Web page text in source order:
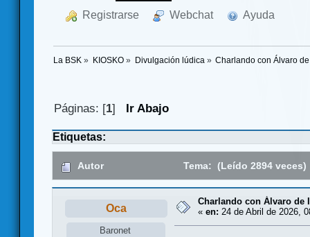
Registrarse Webchat Ayuda
La BSK » KIOSKO» Divulgación lúdica » Charlando con Álvaro
Páginas: [1] Ir Abajo
Etiquetas:
Autor Tema: (Leído 2894 veces)
Oca
Baronet
Charlando con Álvaro de
« en: 24 de Abril de 2026,